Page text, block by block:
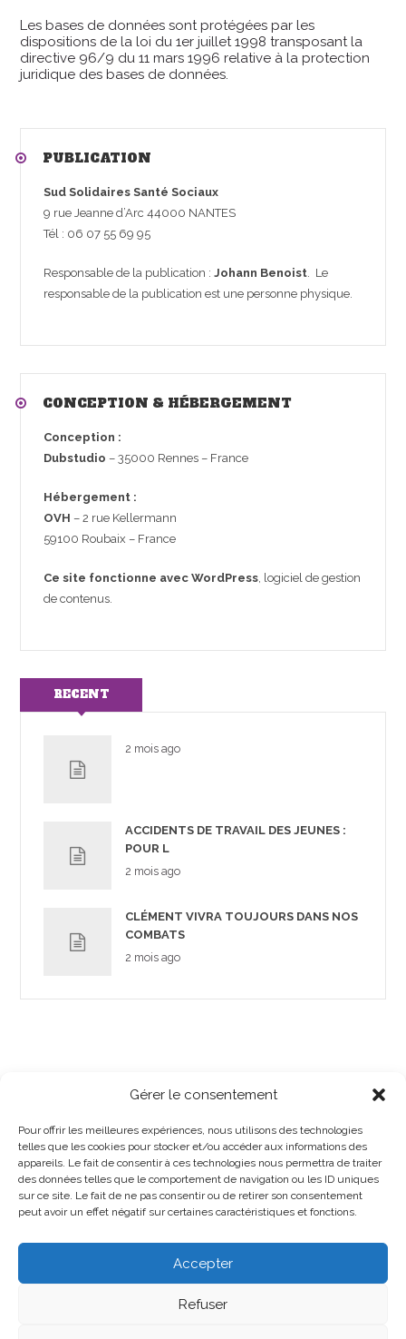
Gérer le consentement
Pour offrir les meilleures expériences, nous utilisons des technologies
telles que les cookies pour stocker et/ou accéder aux informations des
appareils. Le fait de consentir à ces technologies nous permettra de traiter
des données telles que le comportement de navigation ou les ID uniques
sur ce site. Le fait de ne pas consentir ou de retirer son consentement
peut avoir un effet négatif sur certaines caractéristiques et fonctions.
Accepter
Refuser
Les bases de données sont protégées par les
dispositions de la loi du 1er juillet 1998 transposant la
directive 96/9 du 11 mars 1996 relative à la protection
juridique des bases de données.
PUBLICATION
Sud Solidaires Santé Sociaux
9 rue Jeanne d’Arc 44000 NANTES
Tél : 06 07 55 69 95
Responsable de la publication :Johann Benoist. Le
responsable de la publication est une personne physique.
CONCEPTION & HÉBERGEMENT
Conception :
Dubstudio – 35000 Rennes – France
Hébergement :
OVH – 2 rue Kellermann
59100 Roubaix – France
Ce site fonctionne avecWordPress, logiciel de gestion
de contenus.
RECENT
2 mois ago
ACCIDENTS DE TRAVAIL DES JEUNES :
POUR L
2 mois ago
CLÉMENT VIVRA TOUJOURS DANS NOS
COMBATS
2 mois ago